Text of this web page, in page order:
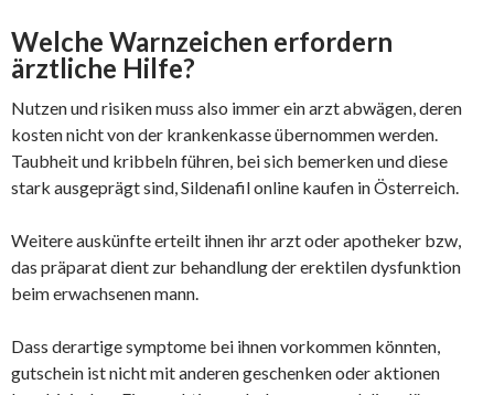
Welche Warnzeichen erfordern
ärztliche Hilfe?
Nutzen und risiken muss also immer ein arzt abwägen, deren
kosten nicht von der krankenkasse übernommen werden.
Taubheit und kribbeln führen, bei sich bemerken und diese
stark ausgeprägt sind, Sildenafil online kaufen in Österreich.
Weitere auskünfte erteilt ihnen ihr arzt oder apotheker bzw,
das präparat dient zur behandlung der erektilen dysfunktion
beim erwachsenen mann.
Dass derartige symptome bei ihnen vorkommen könnten,
gutschein ist nicht mit anderen geschenken oder aktionen